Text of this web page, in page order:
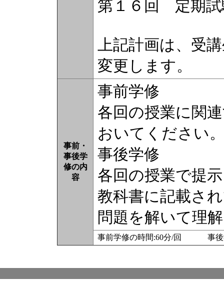
第１６回 定期試
上記計画は、受
変更します。
事前・
事後学
修の内
容
事前学修
各回の授業に関
おいてください
事後学修
各回の授業で提
教科書に記載さ
問題を解いて理
事前学修の時間:60分/回 事後